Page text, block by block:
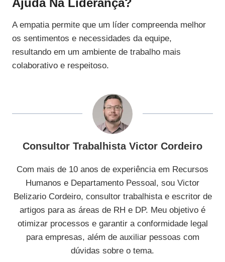
Ajuda Na Liderança?
A empatia permite que um líder compreenda melhor
os sentimentos e necessidades da equipe,
resultando em um ambiente de trabalho mais
colaborativo e respeitoso.
Consultor Trabalhista Victor Cordeiro
Com mais de 10 anos de experiência em Recursos
Humanos e Departamento Pessoal, sou Victor
Belizario Cordeiro, consultor trabalhista e escritor de
artigos para as áreas de RH e DP. Meu objetivo é
otimizar processos e garantir a conformidade legal
para empresas, além de auxiliar pessoas com
dúvidas sobre o tema.